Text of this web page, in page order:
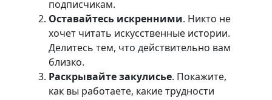
подписчикам.
Оставайтесь искренними. Никто не
хочет читать искусственные истории.
Делитесь тем, что действительно вам
близко.
Раскрывайте закулисье. Покажите,
как вы работаете, какие трудности